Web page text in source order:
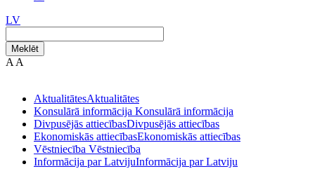
LV
Meklēt
A A
AktualitātesAktualitātes
Konsulārā informācija Konsulārā informācija
Divpusējās attiecībasDivpusējās attiecības
Ekonomiskās attiecībasEkonomiskās attiecības
Vēstniecība Vēstniecība
Informācija par LatvijuInformācija par Latviju